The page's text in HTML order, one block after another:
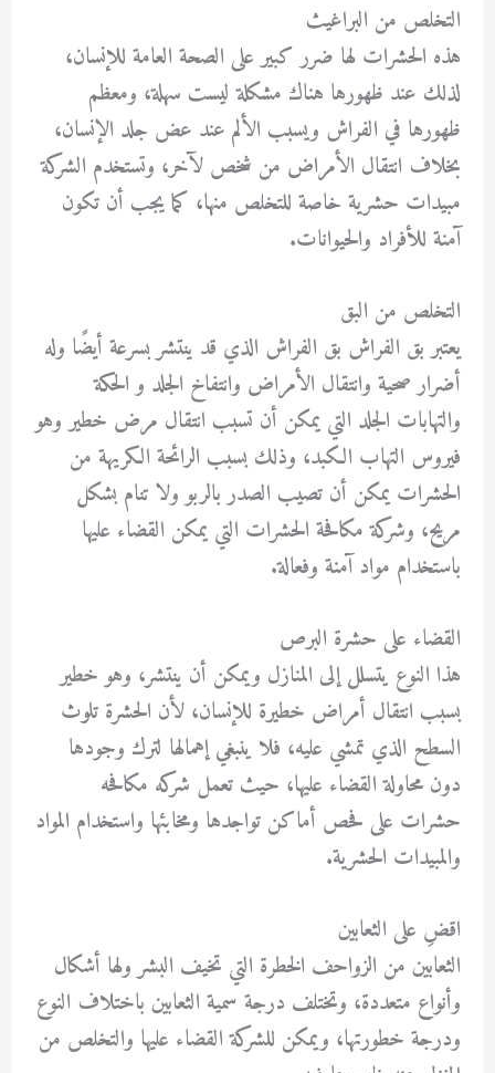
التخلص من البراغيث
هذه الحشرات لها ضرر كبير على الصحة العامة للإنسان،
لذلك عند ظهورها هناك مشكلة ليست سهلة، ومعظم
ظهورها في الفراش ويسبب الألم عند عض جلد الإنسان،
بخلاف انتقال الأمراض من شخص لآخر، وتستخدم الشركة
مبيدات حشرية خاصة للتخلص منها، كما يجب أن تكون
آمنة للأفراد والحيوانات.
التخلص من البق
يعتبر بق الفراش بق الفراش الذي قد ينتشر بسرعة أيضًا وله
أضرار صحية وانتقال الأمراض وانتفاخ الجلد و الحكة
والتهابات الجلد التي يمكن أن تسبب انتقال مرض خطير وهو
فيروس التهاب الكبد، وذلك بسبب الرائحة الكريهة من
الحشرات يمكن أن تصيب الصدر بالربو ولا تنام بشكل
مريح، وشركة مكافحة الحشرات التي يمكن القضاء عليها
باستخدام مواد آمنة وفعالة.
القضاء على حشرة البرص
هذا النوع يتسلل إلى المنازل ويمكن أن ينتشر، وهو خطير
بسبب انتقال أمراض خطيرة للإنسان، لأن الحشرة تلوث
السطح الذي تمشي عليه، فلا ينبغي إهمالها لترك وجودها
دون محاولة القضاء عليها، حيث تعمل شركه مكافحه
حشرات على فحص أماكن تواجدها ومخابئها واستخدام المواد
والمبيدات الحشرية.
اقضِ على الثعابين
الثعابين من الزواحف الخطرة التي تخيف البشر ولها أشكال
وأنواع متعددة، وتختلف درجة سمية الثعابين باختلاف النوع
ودرجة خطورتها، ويمكن للشركة القضاء عليها والتخلص من